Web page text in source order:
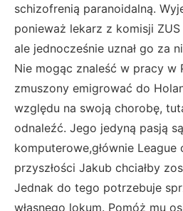
schizofrenią paranoidalną.
ponieważ lekarz z komisji ZUS
ale jednocześnie uznał go za
Nie mogąc znaleść w pracy w
zmuszony emigrować do
względu na swoją chorobę,
odnaleźć. Jego jedyną pasją
komputerowe,głównie League
przyszłości Jakub chciałby
Jednak do tego potrzebuje
własnego lokum. Pomóż mu